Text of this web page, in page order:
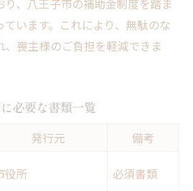
、八王子市の補助金制度を踏ま
います。これにより、無駄のな
、喪主様のご負担を軽減できま
必要な書類一覧
発行元
備考
役所 必須書類